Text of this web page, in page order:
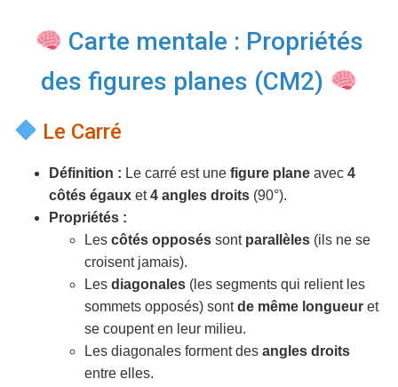
Carte mentale : Propriétés
des figures planes (CM2)
Le Carré
Définition : Le carré est une figure plane avec 4
côtés égaux et4 angles droits (90°).
Propriétés :
Les côtés opposés sont parallèles (ils ne se
croisent jamais).
Les diagonales (les segments qui relient les
sommets opposés) sontde même longueur et
se coupent en leur milieu.
Les diagonales forment des angles droits
entre elles.